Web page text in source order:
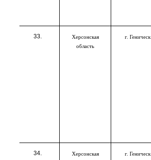
Херсонская
область
г. Геническ
Херсонская
г. Геническ